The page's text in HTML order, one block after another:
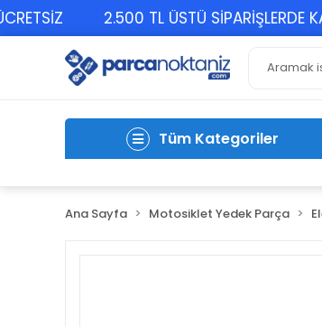
2.500 TL ÜSTÜ SİPARİŞLERDE
Tüm Kategoriler
Ana Sayfa Motosiklet Yedek Parça